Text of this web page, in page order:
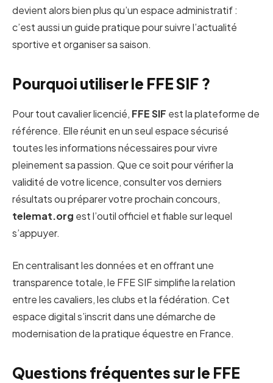
devient alors bien plus qu’un espace administratif :
c’est aussi un guide pratique pour suivre l’actualité
sportive et organiser sa saison.
Pourquoi utiliser le FFE SIF ?
Pour tout cavalier licencié, FFE SIF est la plateforme de
référence. Elle réunit en un seul espace sécurisé
toutes les informations nécessaires pour vivre
pleinement sa passion. Que ce soit pour vérifier la
validité de votre licence, consulter vos derniers
résultats ou préparer votre prochain concours,
telemat.org est l’outil officiel et fiable sur lequel
s’appuyer.
En centralisant les données et en offrant une
transparence totale, le FFE SIF simplifie la relation
entre les cavaliers, les clubs et la fédération. Cet
espace digital s’inscrit dans une démarche de
modernisation de la pratique équestre en France.
Questions fréquentes sur le FFE